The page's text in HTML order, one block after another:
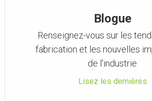
Blogue
Renseignez-vous sur les
fabrication et les nouvelles
de l'industrie
Lisez les dernières